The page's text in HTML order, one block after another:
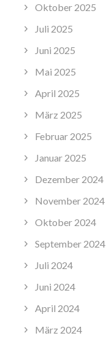
Oktober 2025
Juli 2025
Juni 2025
Mai 2025
April 2025
März 2025
Februar 2025
Januar 2025
Dezember 2024
November 2024
Oktober 2024
September 2024
Juli 2024
Juni 2024
April 2024
März 2024